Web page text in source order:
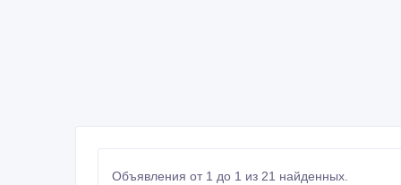
Объявления от 1 до 1 из 21 найденных.